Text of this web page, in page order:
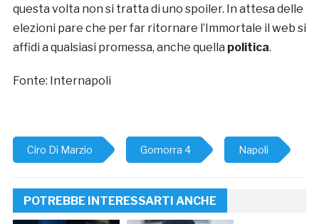
questa volta non si tratta di uno spoiler. In attesa delle
elezioni pare che per far ritornare l’Immortale il web si
affidi a qualsiasi promessa, anche quella politica.
Fonte: Internapoli
Ciro Di Marzio Gomorra 4 Napoli
POTREBBE INTERESSARTI ANCHE